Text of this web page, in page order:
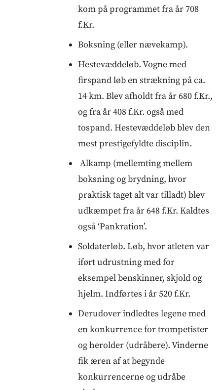
kom på programmet fra år 708
f.Kr.
Boksning (eller nævekamp).
Hestevæddeløb. Vogne med
firspand løb en strækning på ca.
14 km. Blev afholdt fra år 680 f.Kr.,
og fra år 408 f.Kr. også med
tospand. Hestevæddeløb blev den
mest prestigefyldte disciplin.
Alkamp (mellemting mellem
boksning og brydning, hvor
praktisk taget alt var tilladt) blev
udkæmpet fra år 648 f.Kr. Kaldtes
også ‘Pankration’.
Soldaterløb. Løb, hvor atleten var
iført udrustning med for
eksempel benskinner, skjold og
hjelm. Indførtes i år 520 f.Kr.
Derudover indledtes legene med
en konkurrence for trompetister
og herolder (udråbere). Vinderne
fik æren af at begynde
konkurrencerne og udråbe